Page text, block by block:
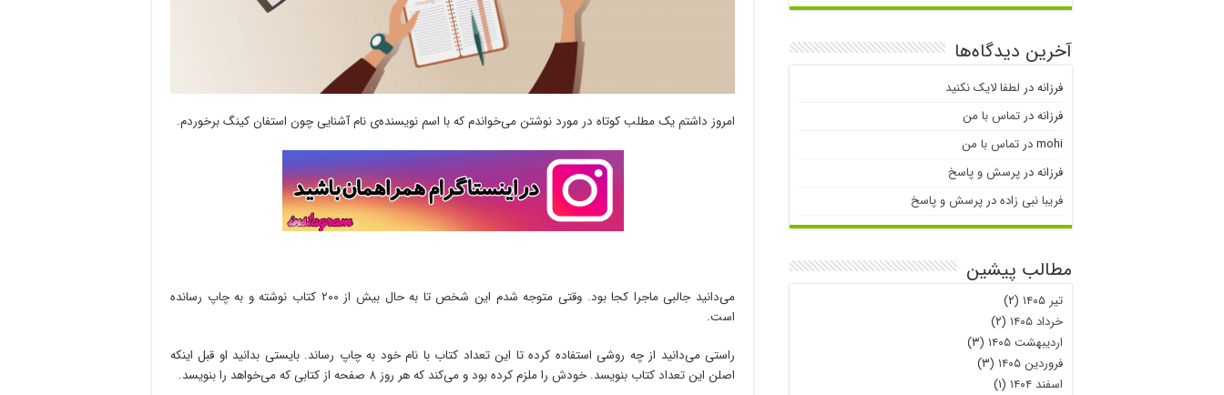
امروز داشتم یک مطلب کوتاه در مورد نوشتن می‌خواندم که با اسم نویسنده‌ی نام آشنایی چون استفان کینگ برخوردم.
می‌دانید جالبی ماجرا کجا بود. وقتی متوجه شدم این شخص تا به حال بیش از ۲۰۰ کتاب نوشته و به چاپ رسانده
است.
راستی می‌دانید از چه روشی استفاده کرده تا این تعداد کتاب با نام خود به چاپ رساند. بایستی بدانید او قبل اینکه
اصلن این تعداد کتاب بنویسد. خودش را ملزم کرده بود و می‌کند که هر روز ۸ صفحه از کتابی که می‌خواهد را بنویسد.
آخرین دیدگاه‌ها
فرزانهدر لطفا لایک نکنید
فرزانهدر تماس با من
mohiدر تماس با من
فرزانهدر پرسش و پاسخ
فریبا نبی زادهدر پرسش و پاسخ
مطالب پیشین
تیر ۱۴۰۵
(۲)
خرداد ۱۴۰۵
(۲)
اردیبهشت ۱۴۰۵
(۳)
فروردین ۱۴۰۵
(۳)
اسفند ۱۴۰۴
(۱)